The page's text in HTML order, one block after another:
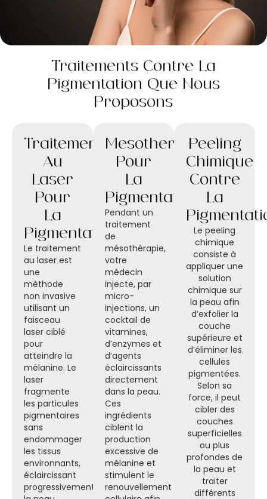
Traitements Contre La
Pigmentation Que Nous
Proposons
Traitement
Au
Laser
Pour
La
Pigmentation
Le traitement
au laser est
une
méthode
non invasive
utilisant un
faisceau
laser ciblé
pour
atteindre la
mélanine. Le
laser
fragmente
les particules
pigmentaires
sans
endommager
les tissus
environnants,
éclaircissant
progressivement
Mésothérapie
Pour
La
Pigmentation
Pendant un
traitement
de
mésothérapie,
votre
médecin
injecte, par
micro-
injections, un
cocktail de
vitamines,
d’enzymes et
d’agents
éclaircissants
directement
dans la peau.
Ces
ingrédients
ciblent la
production
excessive de
mélanine et
stimulent le
renouvellement
Peeling
Chimique
Contre
La
Le peeling
chimique
consiste à
appliquer une
solution
chimique sur
la peau afin
d’exfolier la
couche
supérieure et
d’éliminer les
cellules
pigmentées.
Selon sa
force, il peut
cibler des
couches
superficielles
ou plus
profondes de
la peau et
traiter
différents